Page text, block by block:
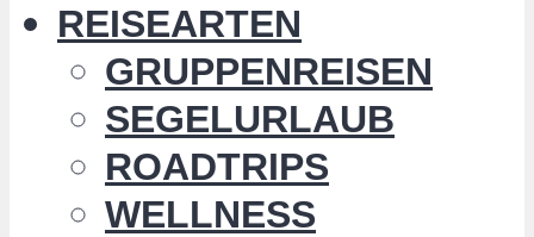
REISEARTEN
GRUPPENREISEN
SEGELURLAUB
ROADTRIPS
WELLNESS